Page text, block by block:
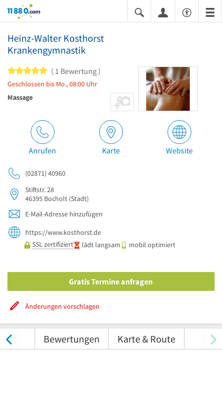
11880.com
Heinz-Walter Kosthorst
Krankengymnastik
5 von 5 Sternen
1 Bewertung
Geschlossen bis Mo., 08:00 Uhr
Massage
Anrufen Karte Website
(02871) 40960
Stiftstr. 28
46395 Bocholt (Stadt)
E-Mail-Adresse hinzufügen
https://www.kosthorst.de
SSL zertifiziert
lädt langsam mobil optimiert
Gratis Termine anfragen
Änderungen vorschlagen
Bewertungen Karte & Route